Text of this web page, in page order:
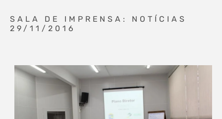
SALA DE IMPRENSA: NOTÍCIAS
29/11/2016